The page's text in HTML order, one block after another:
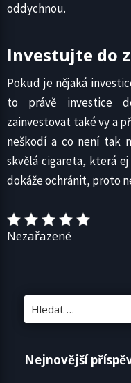
oddychnou.
Investujte do
Pokud je nějaká
to právě investice
zainvestovat také vy a
neškodí a co není tak
skvělá cigareta, která
dokáže ochránit, proto
Nezařazené
Nejnovější